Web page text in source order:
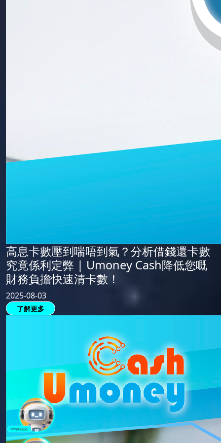
高息卡數壓到喘唔到氣？分析借錢還卡數
究竟係利定弊 | Umoney Cash降低您嘅
財務負擔快速清卡數！
2025-08-03
了解更多